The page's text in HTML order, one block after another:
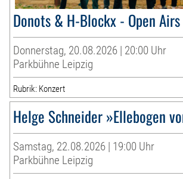
Donots & H-Blockx - Open
Donnerstag, 20.08.2026 | 20:00 Uhr
Parkbühne Leipzig
Rubrik: Konzert
Helge Schneider »Ellebogen
Samstag, 22.08.2026 | 19:00 Uhr
Parkbühne Leipzig